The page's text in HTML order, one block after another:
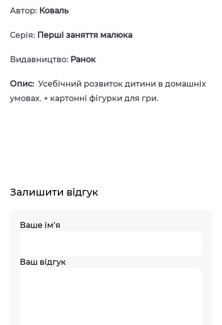
Автор: Коваль
Серія: Перші заняття малюка
Видавництво: Ранок
Опис: Усебічний розвиток дитини в домашніх
умовах. + картонні фігурки для гри.
Залишити відгук
Ваше ім’я
Ваш відгук